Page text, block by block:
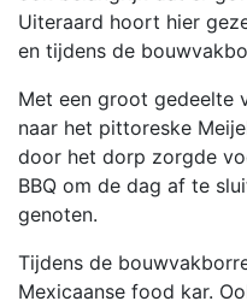
Uiteraard hoort hier
en tijdens de
Met een groot gedeelte
naar het pittoreske
door het dorp zorgde
BBQ om de dag af te
genoten.
Tijdens de
Mexicaanse food kar.